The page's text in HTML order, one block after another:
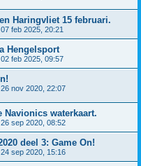
Haringvliet 15 februari.
07 feb 2025, 20:21
Hengelsport
02 feb 2025, 09:57
26 nov 2020, 22:07
Navionics waterkaart.
26 sep 2020, 08:52
deel 3: Game On!
24 sep 2020, 15:16